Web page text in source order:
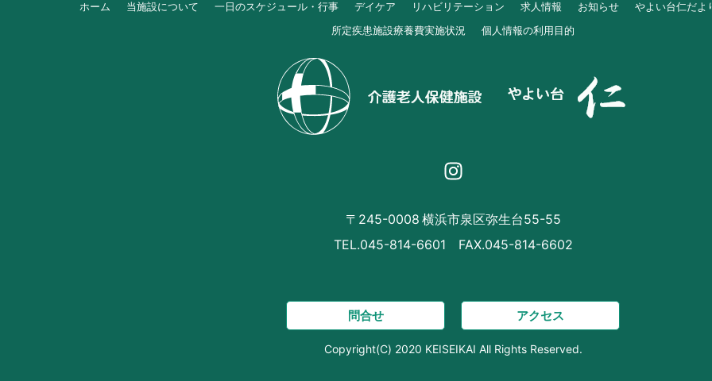
ホーム 当施設について 一日のスケジュール・行事 デイケア リハビリテーション 求人情報 お知らせ
やよい台仁だよ
所定疾患施設療養費実施状況
個人情報の利用目的
〒245-0008 横浜市泉区弥生台55-55
TEL.045-814-6601 FAX.045-814-6602
問合せ アクセス
Copyright(C) 2020 KEISEIKAI All Rights Reserved.